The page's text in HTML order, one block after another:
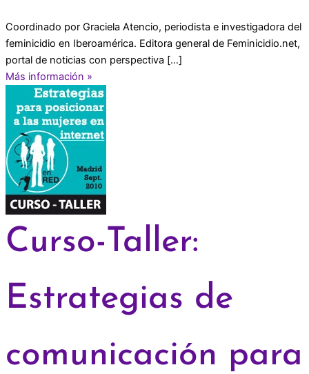
Coordinado por Graciela Atencio, periodista e investigadora del
feminicidio en Iberoamérica. Editora general de Feminicidio.net,
portal de noticias con perspectiva […]
Más información »
Curso-Taller:
Estrategias de
comunicación para